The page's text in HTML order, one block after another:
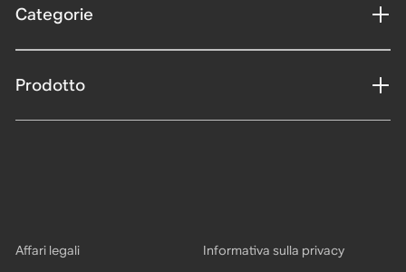
Categorie
Prodotto
Affari legali Informativa sulla privacy